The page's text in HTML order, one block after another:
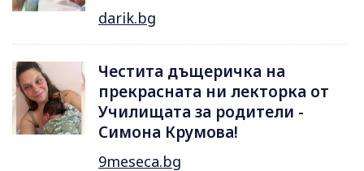
darik.bg
Честита дъщеричка на
прекрасната ни лекторка от
Училищата за родители -
Симона Крумова!
9meseca.bg